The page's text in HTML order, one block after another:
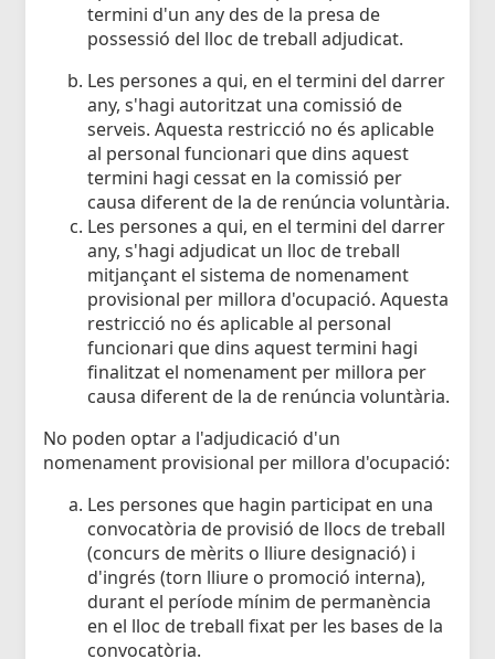
termini d'un any des de la presa de
possessió del lloc de treball adjudicat.
Les persones a qui, en el termini del darrer
any, s'hagi autoritzat una comissió de
serveis. Aquesta restricció no és aplicable
al personal funcionari que dins aquest
termini hagi cessat en la comissió per
causa diferent de la de renúncia voluntària.
Les persones a qui, en el termini del darrer
any, s'hagi adjudicat un lloc de treball
mitjançant el sistema de nomenament
provisional per millora d'ocupació. Aquesta
restricció no és aplicable al personal
funcionari que dins aquest termini hagi
finalitzat el nomenament per millora per
causa diferent de la de renúncia voluntària.
No poden optar a l'adjudicació d'un
nomenament provisional per millora d'ocupació:
Les persones que hagin participat en una
convocatòria de provisió de llocs de treball
(concurs de mèrits o lliure designació) i
d'ingrés (torn lliure o promoció interna),
durant el període mínim de permanència
en el lloc de treball fixat per les bases de la
convocatòria.